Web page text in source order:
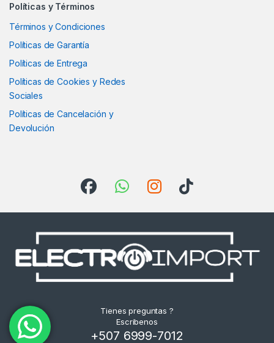
Políticas y Términos
Términos y Condiciones
Políticas de Garantía
Políticas de Entrega
Políticas de Cookies y Redes
Sociales
Políticas de Cancelación y
Devolución
Tienes preguntas ?
Escribenos
+507 6999-7012